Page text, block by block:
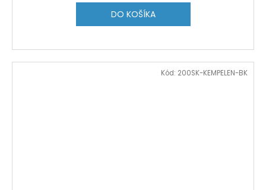
DO KOŠÍKA
Kód: 200SK-KEMPELEN-BK